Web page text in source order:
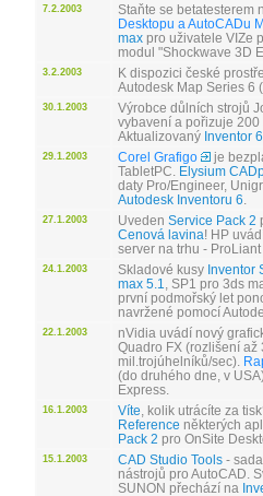
7.2.2003 Staňte se betatesterem
Desktopu a AutoCADu
max pro uživatele VIZe
modul "Shockwave 3D
3.2.2003 K dispozici české
Autodesk Map Series 6 (
30.1.2003
Výrobce důlních strojů
vybavení a pořizuje 200
Aktualizovaný Inventor
29.1.2003 Corel Grafigo
je
TabletPC. Elysium
daty Pro/Engineer,
Autodesk Inventoru 6
27.1.2003 Uveden Service Pack 2
Cenová lavina! HP
server na trhu - ProLiant
24.1.2003 Skladové kusy Inventor
max 5.1
, SP1 pro 3ds
první podmořský let
navržené pomocí
22.1.2003
nVidia uvádí nový
Quadro FX (rozlišení až
mil.trojúhelníků/sec).
(do druhého dne, v
Express.
16.1.2003 Víte , kolik utrácíte za
Reference některých
Pack 2 pro OnSite
15.1.2003 CAD Studio Tools -
nástrojů pro AutoCAD.
SUNON přechází na